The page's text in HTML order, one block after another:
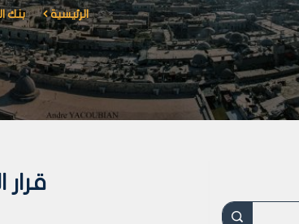
الرئيسية بنك
قرار